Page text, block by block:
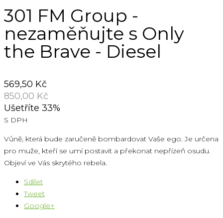
301 FM Group -
nezaměňujte s Only
the Brave - Diesel
569,50 Kč
850,00 Kč
Ušetříte 33%
S DPH
Vůně, která bude zaručeně bombardovat Vaše ego. Je určena
pro muže, kteří se umí postavit a překonat nepřízeň osudu.
Objeví ve Vás skrytého rebela.
Sdílet
Tweet
Google+